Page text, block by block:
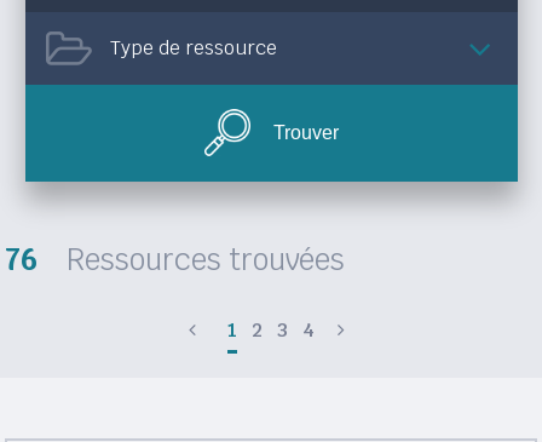
Type de ressource
Trouver
76 Ressources trouvées
1 2 3 4